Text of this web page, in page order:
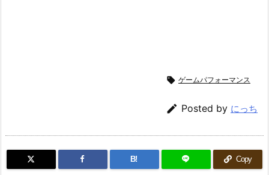
 ゲームパフォーマンス
 Posted by にっち
B! Copy